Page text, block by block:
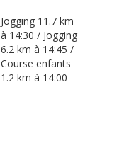
Jogging 11.7 km
à 14:30 / Jogging
6.2 km à 14:45 /
Course enfants
1.2 km à 14:00